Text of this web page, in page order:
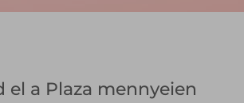
el a Plaza mennyeien